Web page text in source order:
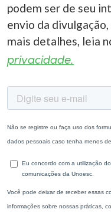
podem ser de seu
envio da
mais detalhes, leia
privacidade.